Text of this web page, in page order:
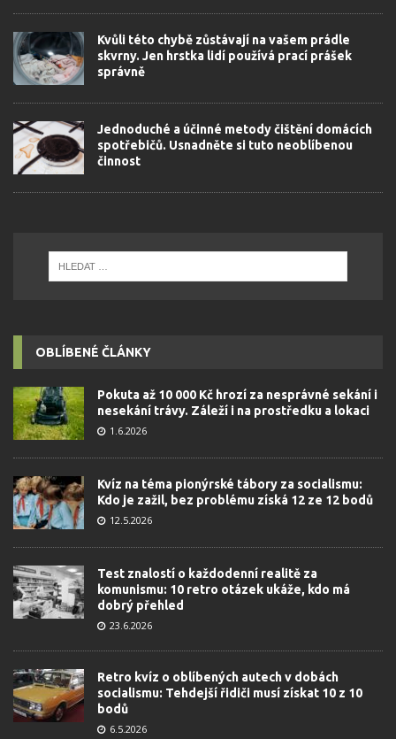
Kvůli této chybě zůstávají na vašem prádle
skvrny. Jen hrstka lidí používá prací prášek
správně
Jednoduché a účinné metody čištění domácích
spotřebičů. Usnadněte si tuto neoblíbenou
činnost
OBLÍBENÉ ČLÁNKY
Pokuta až 10 000 Kč hrozí za nesprávné sekání i
nesekání trávy. Záleží i na prostředku a lokaci
1.6.2026
Kvíz na téma pionýrské tábory za socialismu:
Kdo je zažil, bez problému získá 12 ze 12 bodů
12.5.2026
Test znalostí o každodenní realitě za
komunismu: 10 retro otázek ukáže, kdo má
dobrý přehled
23.6.2026
Retro kvíz o oblíbených autech v dobách
socialismu: Tehdejší řidiči musí získat 10 z 10
bodů
6.5.2026